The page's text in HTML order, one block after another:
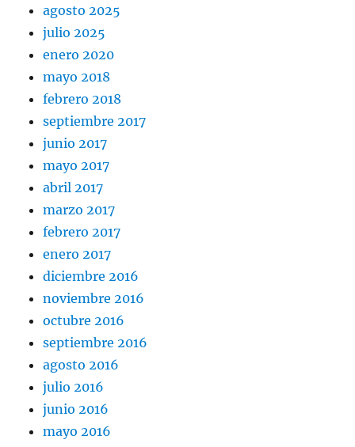
agosto 2025
julio 2025
enero 2020
mayo 2018
febrero 2018
septiembre 2017
junio 2017
mayo 2017
abril 2017
marzo 2017
febrero 2017
enero 2017
diciembre 2016
noviembre 2016
octubre 2016
septiembre 2016
agosto 2016
julio 2016
junio 2016
mayo 2016